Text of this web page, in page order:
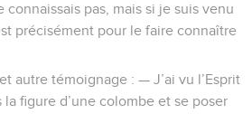
connaissais pas, mais si je suis venu
précisément pour le faire connaître
autre témoignage : — J’ai vu l’Esprit
figure d’une colombe et se poser